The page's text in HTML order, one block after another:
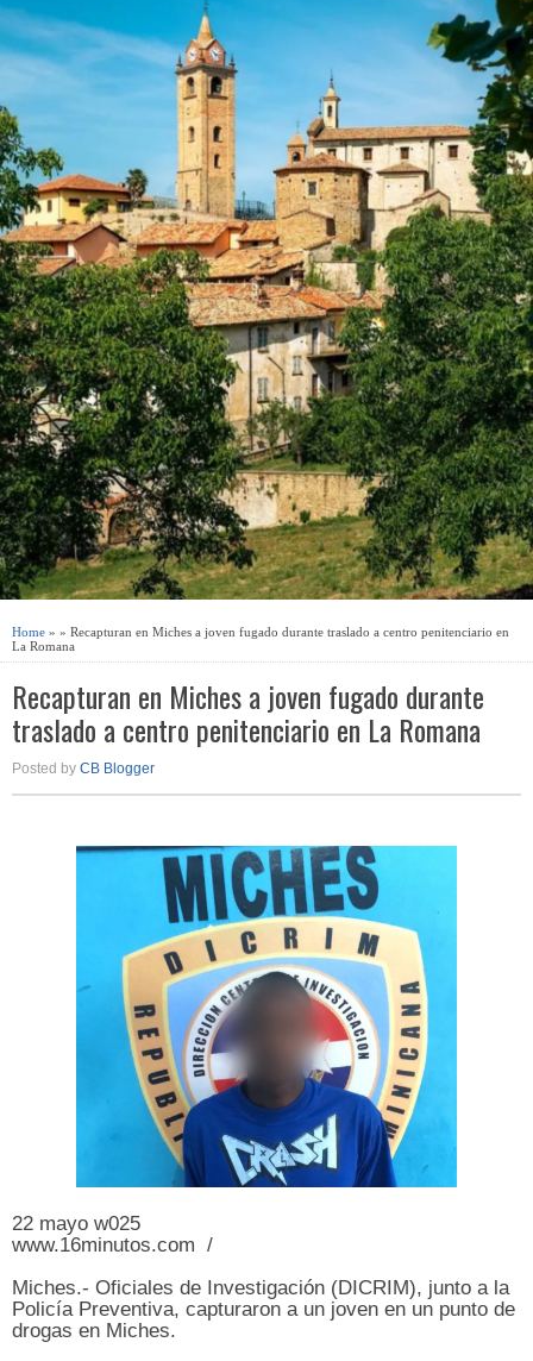
Home » » Recapturan en Miches a joven fugado durante traslado a centro penitenciario en
La Romana
Recapturan en Miches a joven fugado durante
traslado a centro penitenciario en La Romana
Posted by CB Blogger
22 mayo w025
www.16minutos.com /
Miches.- Oficiales de Investigación (DICRIM), junto a la
Policía Preventiva, capturaron a un joven en un punto de
drogas en Miches.